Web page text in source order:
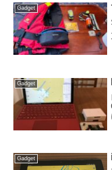
Gadget
Gadget
Gadget